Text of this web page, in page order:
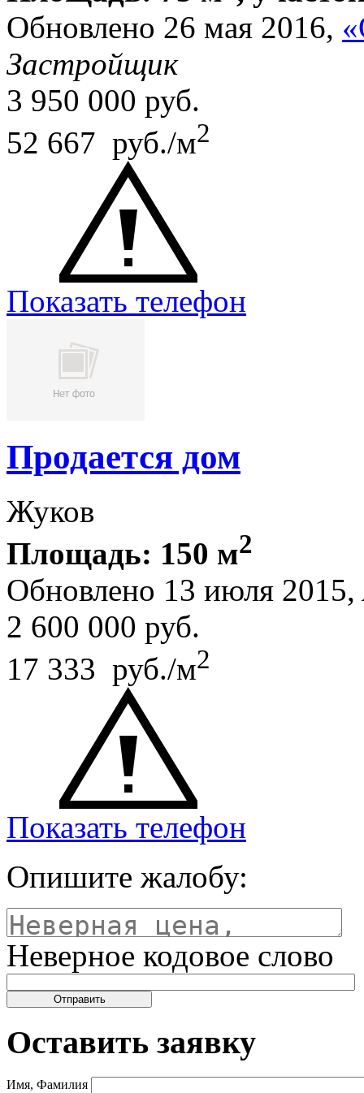
Обновлено 26 мая 2016,
Застройщик
3 950 000 руб.
52 667 руб./м2
Показать телефон
Продается дом
Жуков
Площадь: 150 м2
Обновлено 13 июля 2015,
2 600 000 руб.
17 333 руб./м2
Показать телефон
Опишите жалобу:
Неверное кодовое слово
Оставить заявку
Имя, Фамилия